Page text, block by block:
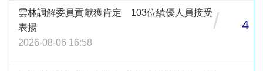
雲林調解委員貢獻獲肯定 103位績優人員接受
表揚
2026-08-06 16:58
/ 4